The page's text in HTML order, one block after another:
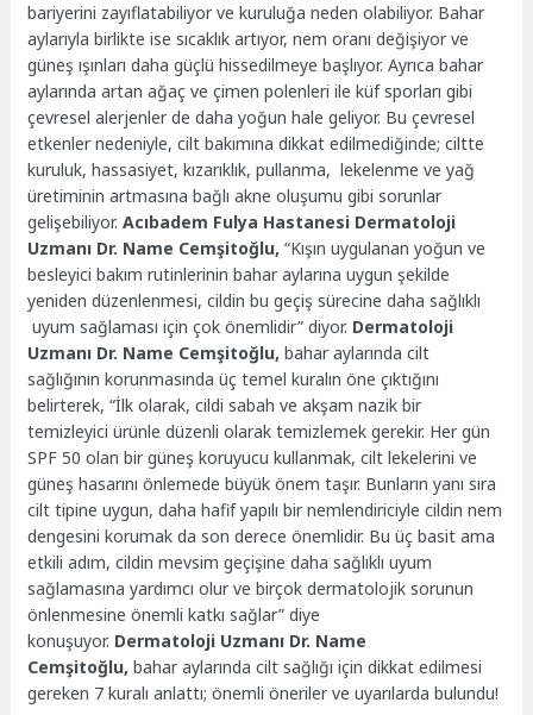
bariyerini zayıflatabiliyor ve kuruluğa neden olabiliyor. Bahar
aylarıyla birlikte ise sıcaklık artıyor, nem oranı değişiyor ve
güneş ışınları daha güçlü hissedilmeye başlıyor. Ayrıca bahar
aylarında artan ağaç ve çimen polenleri ile küf sporları gibi
çevresel alerjenler de daha yoğun hale geliyor. Bu çevresel
etkenler nedeniyle, cilt bakımına dikkat edilmediğinde; ciltte
kuruluk, hassasiyet, kızarıklık, pullanma, lekelenme ve yağ
üretiminin artmasına bağlı akne oluşumu gibi sorunlar
gelişebiliyor.Acıbadem Fulya Hastanesi Dermatoloji
Uzmanı Dr. Name Cemşitoğlu, “Kışın uygulanan yoğun ve
besleyici bakım rutinlerinin bahar aylarına uygun şekilde
yeniden düzenlenmesi, cildin bu geçiş sürecine daha sağlıklı
uyum sağlaması için çok önemlidir” diyor. Dermatoloji
Uzmanı Dr. Name Cemşitoğlu, bahar aylarında cilt
sağlığının korunmasında üç temel kuralın öne çıktığını
belirterek, “İlk olarak, cildi sabah ve akşam nazik bir
temizleyici ürünle düzenli olarak temizlemek gerekir. Her gün
SPF 50 olan bir güneş koruyucu kullanmak, cilt lekelerini ve
güneş hasarını önlemede büyük önem taşır. Bunların yanı sıra
cilt tipine uygun, daha hafif yapılı bir nemlendiriciyle cildin nem
dengesini korumak da son derece önemlidir. Bu üç basit ama
etkili adım, cildin mevsim geçişine daha sağlıklı uyum
sağlamasına yardımcı olur ve birçok dermatolojik sorunun
önlenmesine önemli katkı sağlar” diye
konuşuyor. Dermatoloji Uzmanı Dr. Name
Cemşitoğlu, bahar aylarında cilt sağlığı için dikkat edilmesi
gereken 7 kuralı anlattı; önemli öneriler ve uyarılarda bulundu!